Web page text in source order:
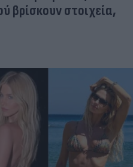
βρίσκουν στοιχεία,